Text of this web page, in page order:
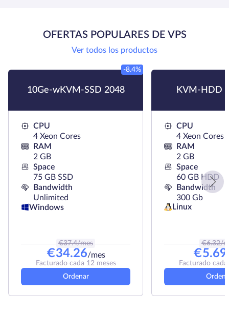
OFERTAS POPULARES DE VPS
Ver todos los productos
10Ge-wKVM-SSD 2048
-8.4%
CPU
4 Xeon Cores
RAM
2 GB
Space
75 GB SSD
Bandwidth
Unlimited
Windows
€37.4/mes
€34.26/mes
Facturado cada 12 meses
Ordenar
KVM-HDD
CPU
4 Xeon Cores
RAM
2 GB
Space
60 GB HDD
Bandwidth
300 Gb
Linux
€6.32/
€5.69
Facturado